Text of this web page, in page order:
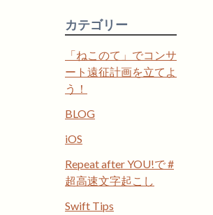
カテゴリー
「ねこのて」でコンサ
ート遠征計画を立てよ
う！
BLOG
iOS
Repeat after YOU!で #
超高速文字起こし
Swift Tips